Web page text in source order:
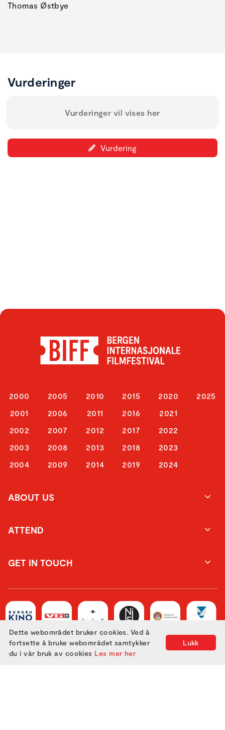
Thomas Østbye
Vurderinger
Vurderinger vil vises her
Vurdering
2000
2001
2002
2003
2004
2005
2006
2007
2008
2009
2010
2011
2012
2013
2014
2015
2016
2017
2018
2019
2020
2021
2022
2023
2024
2025
ABOUT US
ATTEND
GET IN TOUCH
Lukk
Dette webområdet bruker cookies. Ved å
fortsette å bruke webområdet samtykker
du i vår bruk av cookies Les mer her